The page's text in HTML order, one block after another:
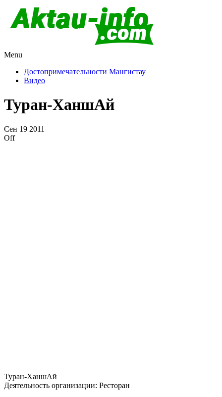
Казахстан
Menu
Достопримечательности Мангистау
Видео
Туран-ХаншАй
Сен 19 2011
Off
Туран-ХаншАй
Деятельность организации: Ресторан